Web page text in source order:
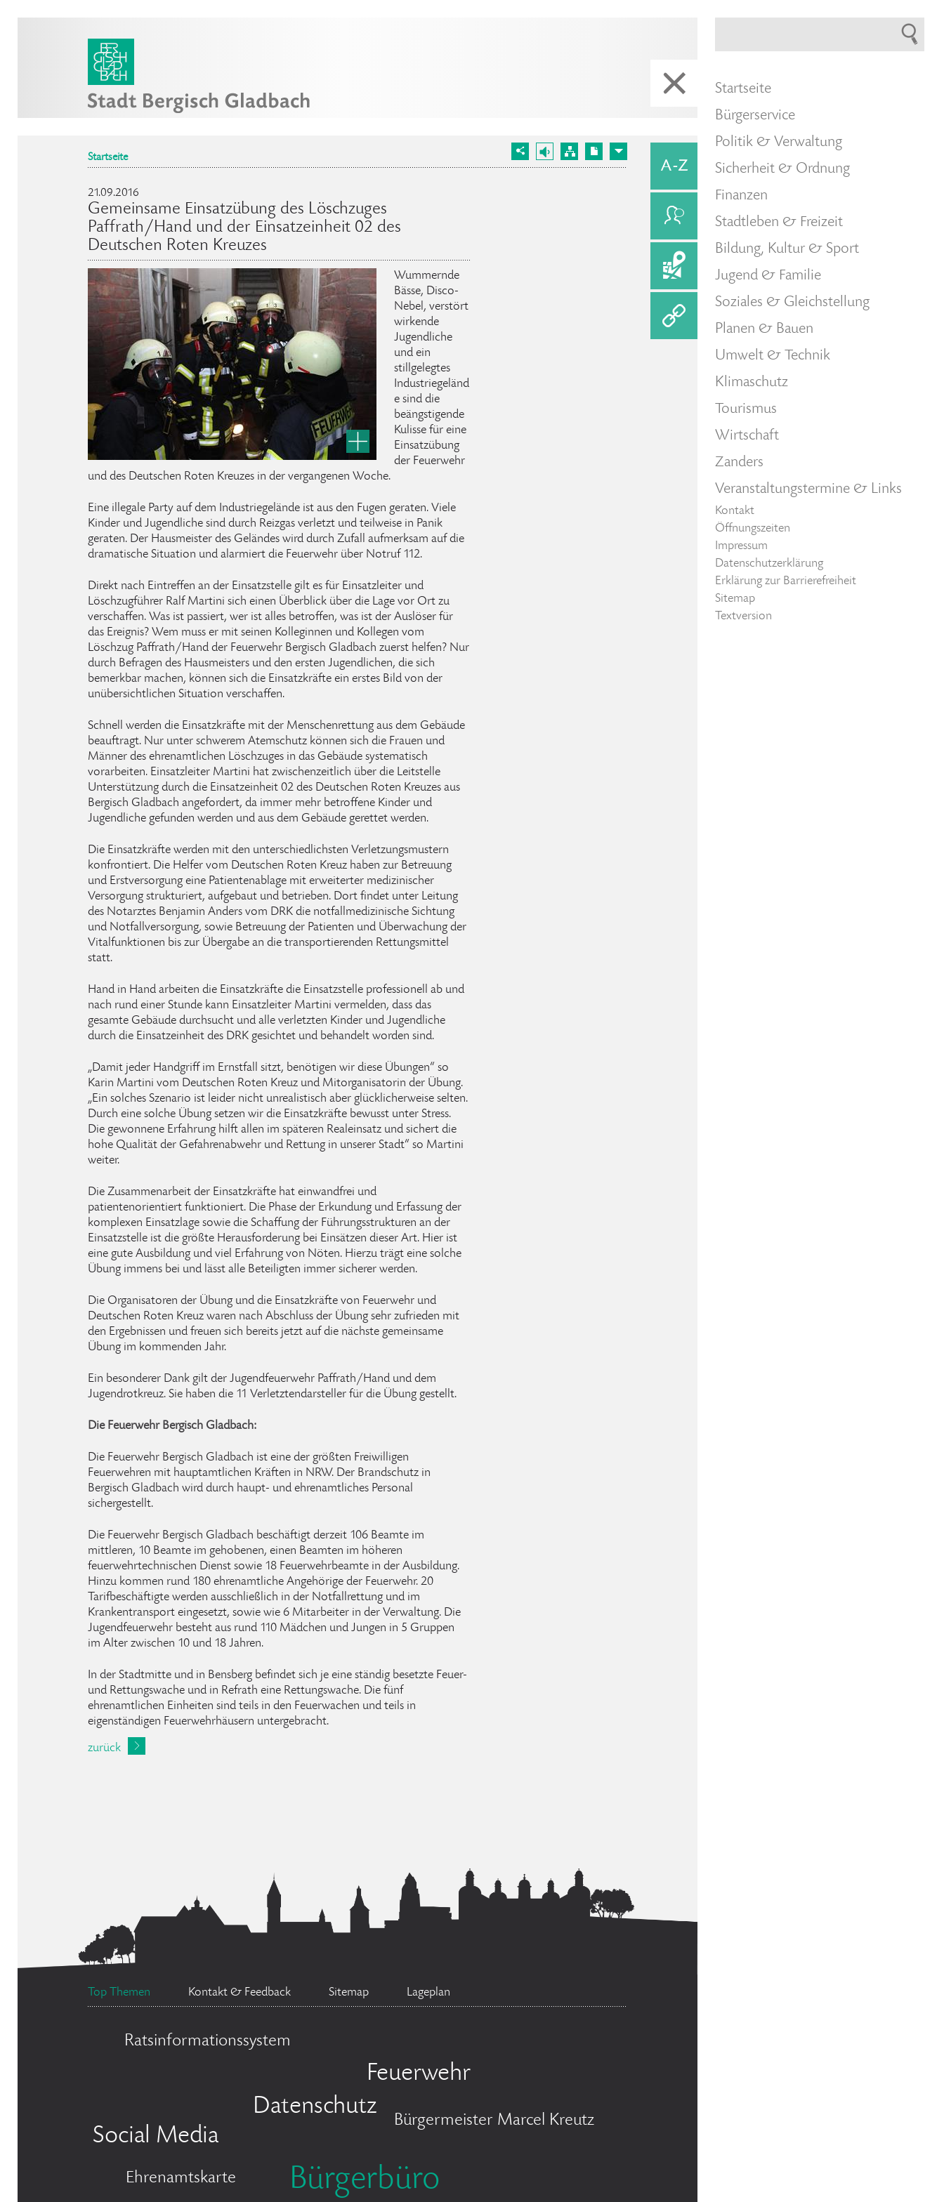
Startseite
21.09.2016
Gemeinsame Einsatzübung des Löschzuges
Paffrath/Hand und der Einsatzeinheit 02 des
Deutschen Roten Kreuzes
Wummernde
Bässe, Disco-
Nebel, verstört
wirkende
Jugendliche
und ein
stillgelegtes
Industriegeländ
e sind die
beängstigende
Kulisse für eine
Einsatzübung
der Feuerwehr
und des Deutschen Roten Kreuzes in der vergangenen Woche.
Eine illegale Party auf dem Industriegelände ist aus den Fugen geraten. Viele
Kinder und Jugendliche sind durch Reizgas verletzt und teilweise in Panik
geraten. Der Hausmeister des Geländes wird durch Zufall aufmerksam auf die
dramatische Situation und alarmiert die Feuerwehr über Notruf 112.
Direkt nach Eintreffen an der Einsatzstelle gilt es für Einsatzleiter und
Löschzugführer Ralf Martini sich einen Überblick über die Lage vor Ort zu
verschaffen. Was ist passiert, wer ist alles betroffen, was ist der Auslöser für
das Ereignis? Wem muss er mit seinen Kolleginnen und Kollegen vom
Löschzug Paffrath/Hand der Feuerwehr Bergisch Gladbach zuerst helfen? Nur
durch Befragen des Hausmeisters und den ersten Jugendlichen, die sich
bemerkbar machen, können sich die Einsatzkräfte ein erstes Bild von der
unübersichtlichen Situation verschaffen.
Schnell werden die Einsatzkräfte mit der Menschenrettung aus dem Gebäude
beauftragt. Nur unter schwerem Atemschutz können sich die Frauen und
Männer des ehrenamtlichen Löschzuges in das Gebäude systematisch
vorarbeiten. Einsatzleiter Martini hat zwischenzeitlich über die Leitstelle
Unterstützung durch die Einsatzeinheit 02 des Deutschen Roten Kreuzes aus
Bergisch Gladbach angefordert, da immer mehr betroffene Kinder und
Jugendliche gefunden werden und aus dem Gebäude gerettet werden.
Die Einsatzkräfte werden mit den unterschiedlichsten Verletzungsmustern
konfrontiert. Die Helfer vom Deutschen Roten Kreuz haben zur Betreuung
und Erstversorgung eine Patientenablage mit erweiterter medizinischer
Versorgung strukturiert, aufgebaut und betrieben. Dort findet unter Leitung
des Notarztes Benjamin Anders vom DRK die notfallmedizinische Sichtung
und Notfallversorgung, sowie Betreuung der Patienten und Überwachung der
Vitalfunktionen bis zur Übergabe an die transportierenden Rettungsmittel
statt.
Hand in Hand arbeiten die Einsatzkräfte die Einsatzstelle professionell ab und
nach rund einer Stunde kann Einsatzleiter Martini vermelden, dass das
gesamte Gebäude durchsucht und alle verletzten Kinder und Jugendliche
durch die Einsatzeinheit des DRK gesichtet und behandelt worden sind.
„Damit jeder Handgriff im Ernstfall sitzt, benötigen wir diese Übungen“ so
Karin Martini vom Deutschen Roten Kreuz und Mitorganisatorin der Übung.
„Ein solches Szenario ist leider nicht unrealistisch aber glücklicherweise selten.
Durch eine solche Übung setzen wir die Einsatzkräfte bewusst unter Stress.
Die gewonnene Erfahrung hilft allen im späteren Realeinsatz und sichert die
hohe Qualität der Gefahrenabwehr und Rettung in unserer Stadt“ so Martini
weiter.
Die Zusammenarbeit der Einsatzkräfte hat einwandfrei und
patientenorientiert funktioniert. Die Phase der Erkundung und Erfassung der
komplexen Einsatzlage sowie die Schaffung der Führungsstrukturen an der
Einsatzstelle ist die größte Herausforderung bei Einsätzen dieser Art. Hier ist
eine gute Ausbildung und viel Erfahrung von Nöten. Hierzu trägt eine solche
Übung immens bei und lässt alle Beteiligten immer sicherer werden.
Die Organisatoren der Übung und die Einsatzkräfte von Feuerwehr und
Deutschen Roten Kreuz waren nach Abschluss der Übung sehr zufrieden mit
den Ergebnissen und freuen sich bereits jetzt auf die nächste gemeinsame
Übung im kommenden Jahr.
Ein besonderer Dank gilt der Jugendfeuerwehr Paffrath/Hand und dem
Jugendrotkreuz. Sie haben die 11 Verletztendarsteller für die Übung gestellt.
Die Feuerwehr Bergisch Gladbach:
Die Feuerwehr Bergisch Gladbach ist eine der größten Freiwilligen
Feuerwehren mit hauptamtlichen Kräften in NRW. Der Brandschutz in
Bergisch Gladbach wird durch haupt- und ehrenamtliches Personal
sichergestellt.
Die Feuerwehr Bergisch Gladbach beschäftigt derzeit 106 Beamte im
mittleren, 10 Beamte im gehobenen, einen Beamten im höheren
feuerwehrtechnischen Dienst sowie 18 Feuerwehrbeamte in der Ausbildung.
Hinzu kommen rund 180 ehrenamtliche Angehörige der Feuerwehr. 20
Tarifbeschäftigte werden ausschließlich in der Notfallrettung und im
Krankentransport eingesetzt, sowie wie 6 Mitarbeiter in der Verwaltung. Die
Jugendfeuerwehr besteht aus rund 110 Mädchen und Jungen in 5 Gruppen
im Alter zwischen 10 und 18 Jahren.
In der Stadtmitte und in Bensberg befindet sich je eine ständig besetzte Feuer-
und Rettungswache und in Refrath eine Rettungswache. Die fünf
ehrenamtlichen Einheiten sind teils in den Feuerwachen und teils in
eigenständigen Feuerwehrhäusern untergebracht.
zurück
Top Themen Kontakt & Feedback Sitemap Lageplan
Ratsinformationssystem
Feuerwehr
Social Media
Datenschutz
Bürgermeister Marcel Kreutz
Ehrenamtskarte Bürgerbüro
Startseite
Bürgerservice
Politik & Verwaltung
Sicherheit & Ordnung
Finanzen
Stadtleben & Freizeit
Bildung, Kultur & Sport
Jugend & Familie
Soziales & Gleichstellung
Planen & Bauen
Umwelt & Technik
Klimaschutz
Tourismus
Wirtschaft
Zanders
Veranstaltungstermine & Links
Kontakt
Öffnungszeiten
Impressum
Datenschutzerklärung
Erklärung zur Barrierefreiheit
Sitemap
Textversion